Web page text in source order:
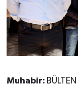
Muhabir: BÜLTEN